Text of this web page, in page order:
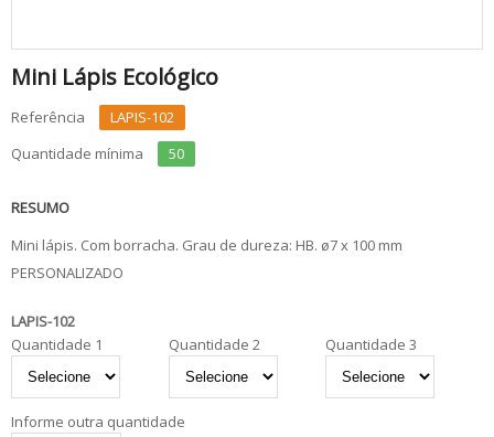
Mini Lápis Ecológico
Referência
LAPIS-102
Quantidade mínima
50
RESUMO
Mini lápis. Com borracha. Grau de dureza: HB. ø7 x 100 mm
PERSONALIZADO
LAPIS-102
Quantidade 1
Quantidade 2 Quantidade 3
Informe outra quantidade